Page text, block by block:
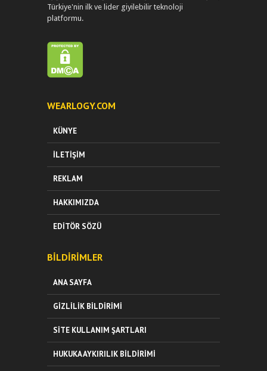
Türkiye'nin ilk ve lider giyilebilir teknoloji
platformu.
WEARLOGY.COM
KÜNYE
İLETIŞIM
REKLAM
HAKKIMIZDA
EDITÖR SÖZÜ
BILDIRIMLER
ANA SAYFA
GIZLILIK BILDIRIMI
SITE KULLANIM ŞARTLARI
HUKUKA AYKIRILIK BILDIRIMI